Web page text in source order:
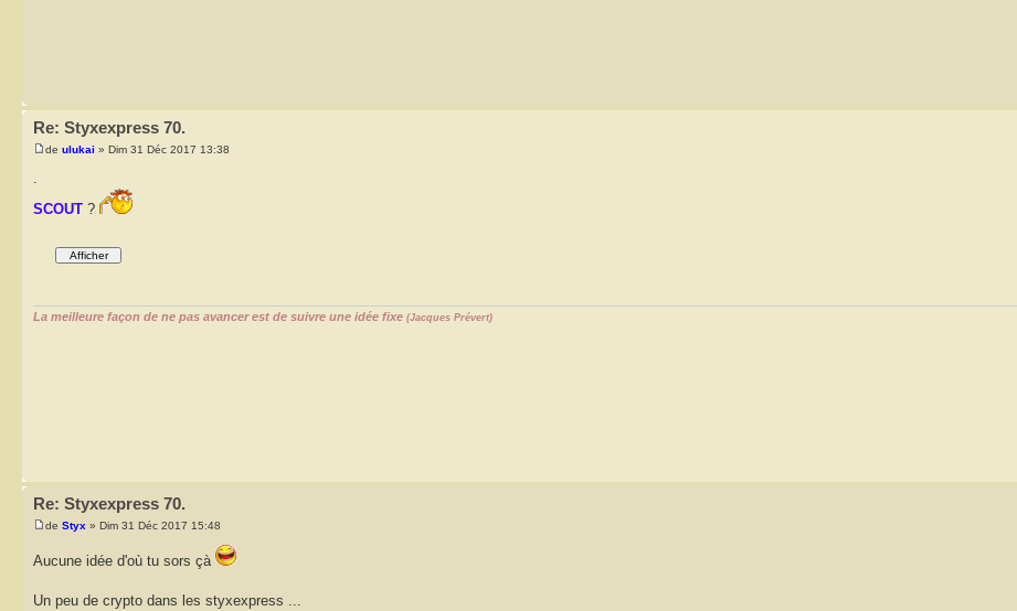
Re: Styxexpress 70.
de ulukai » Dim 31 Déc 2017 13:38
SCOUT ?
La meilleure façon de ne pas avancer est de suivre une idée fixe (Jacques Prévert)
Re: Styxexpress 70.
de Styx » Dim 31 Déc 2017 15:48
Aucune idée d'où tu sors çà
Un peu de crypto dans les styxexpress ...